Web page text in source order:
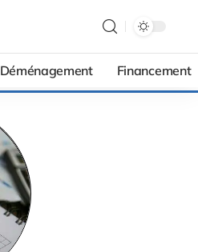
Déménagement Financement